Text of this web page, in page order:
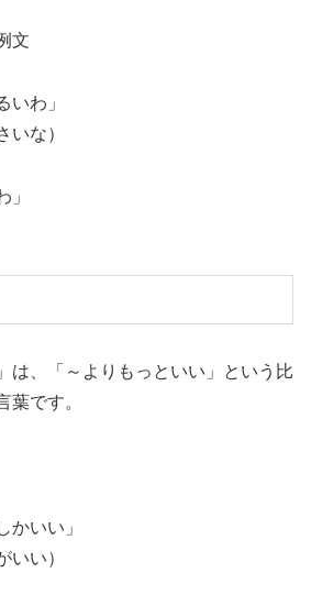
文
いわ」
いな）
」
は、「～よりもっといい」という比
葉です。
かいい」
いい）